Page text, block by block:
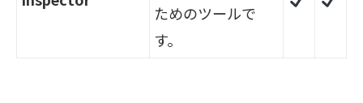
ためのツールで
す。